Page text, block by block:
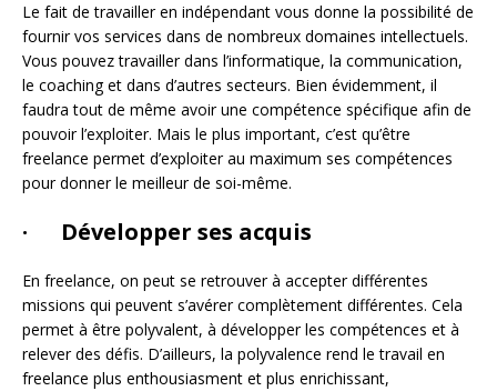
Le fait de travailler en indépendant vous donne la possibilité de
fournir vos services dans de nombreux domaines intellectuels.
Vous pouvez travailler dans l’informatique, la communication,
le coaching et dans d’autres secteurs. Bien évidemment, il
faudra tout de même avoir une compétence spécifique afin de
pouvoir l’exploiter. Mais le plus important, c’est qu’être
freelance permet d’exploiter au maximum ses compétences
pour donner le meilleur de soi-même.
· Développer ses acquis
En freelance, on peut se retrouver à accepter différentes
missions qui peuvent s’avérer complètement différentes. Cela
permet à être polyvalent, à développer les compétences et à
relever des défis. D’ailleurs, la polyvalence rend le travail en
freelance plus enthousiasment et plus enrichissant,